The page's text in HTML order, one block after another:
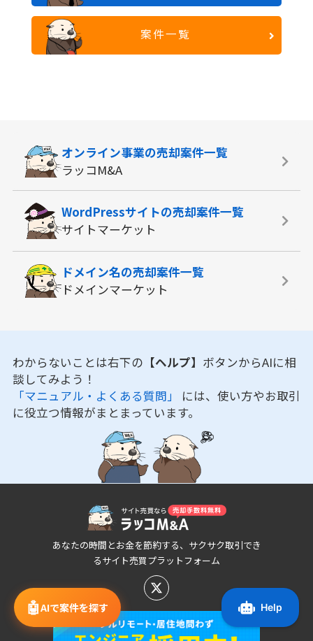
案件一覧
🤖AIで案件を探す
オンライン事業の売却案件一覧
ラッコM&A
WordPressサイトの売却案件一覧
サイトマーケット
ドメイン名の売却案件一覧
ドメインマーケット
わからないことは右下の 【ヘルプ】 ボタンからAIに相
談してみよう！
「マニュアル・よくある質問」 には、使い方やお取引
に役立つ情報がまとまっています。
あなたの時間とお金を節約する、サクサク取引でき
るサイト売買プラットフォーム